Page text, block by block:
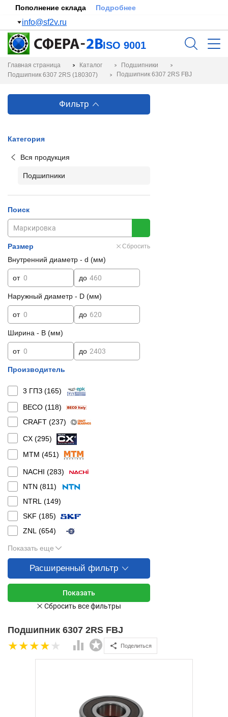
Пополнение склада Подробнее
info@sf2v.ru
ISO 9001
Главная страница Каталог
Подшипники
Подшипник 6307 2RS (180307)
Подшипник 6307 2RS FBJ
Фильтр
Категория
Вся продукция
Подшипники
Поиск
Размер Сбросить
Внутренний диаметр - d (мм)
от до
Наружный диаметр - D (мм)
от до
Ширина - B (мм)
от до
Производитель
3 ГПЗ (165)
BECO (118)
CRAFT (237)
CX (295)
MTM (451)
NACHI (283)
NTN (811)
NTRL (149)
SKF (185)
ZNL (654)
Показать еще
Расширенный фильтр
Подшипник 6307 2RS FBJ
Поделиться